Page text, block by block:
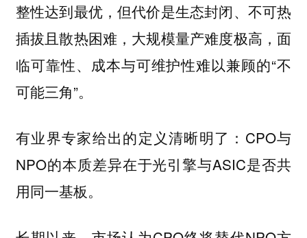
整性达到最优，但代价是生态封闭、不可热
插拔且散热困难，大规模量产难度极高，面
临可靠性、成本与可维护性难以兼顾的“不
可能三角”。
有业界专家给出的定义清晰明了：CPO与
NPO的本质差异在于光引擎与ASIC是否共
用同一基板。